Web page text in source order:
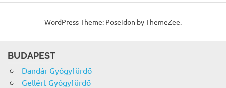
WordPress Theme: Poseidon by ThemeZee.
BUDAPEST
Dandár Gyógyfürdő
Gellért Gyógyfürdő